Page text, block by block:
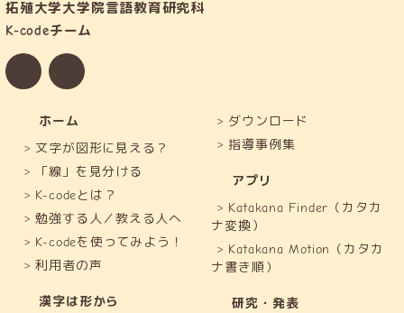
拓殖大学大学院言語教育研究科
K-codeチーム
メ
ー
ル
YouTube
ホーム
文字が図形に見える？
「線」を見分ける
K-codeとは？
勉強する人／教える人へ
K-codeを使ってみよう！
利用者の声
漢字は形から
ダウンロード
指導事例集
アプリ
Katakana Finder（カタカ
ナ変換）
Katakana Motion（カタカ
ナ書き順）
研究・発表